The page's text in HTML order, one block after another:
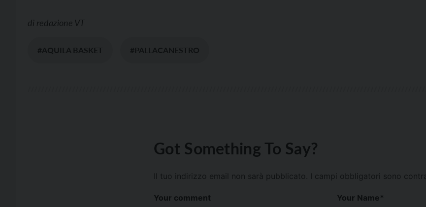
di redazione VT
#AQUILA BASKET #PALLACANESTRO
Got Something To Say?
Il tuo indirizzo email non sarà pubblicato. I campi obbligatori sono
Your comment Your Name*